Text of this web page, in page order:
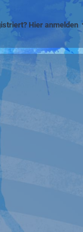
Hier anmelden